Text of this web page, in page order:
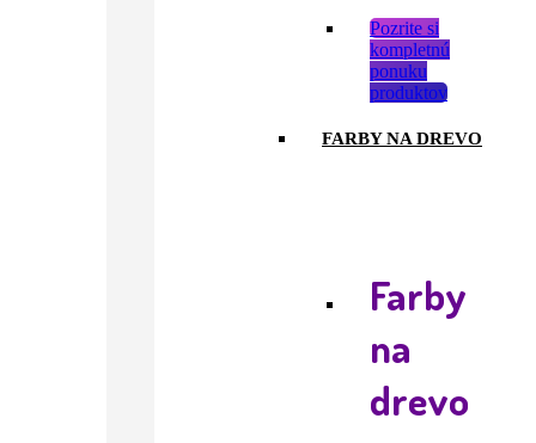
Pozrite si
kompletnú
ponuku
produktov
FARBY NA DREVO
Farby
na
drevo